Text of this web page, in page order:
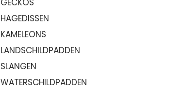
GECKOS
HAGEDISSEN
KAMELEONS
LANDSCHILDPADDEN
SLANGEN
WATERSCHILDPADDEN